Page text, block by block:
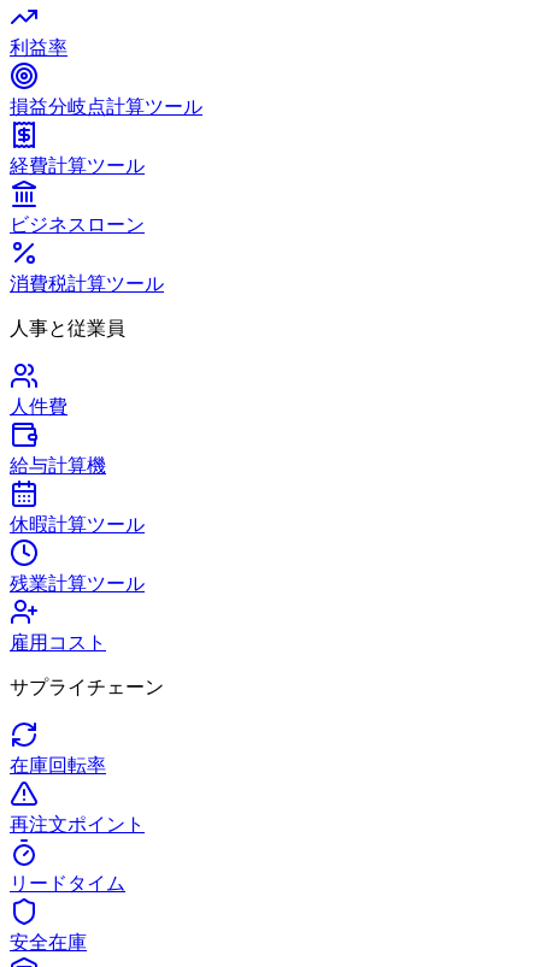
利益率
損益分岐点計算ツール
経費計算ツール
ビジネスローン
消費税計算ツール
人事と従業員
人件費
給与計算機
休暇計算ツール
残業計算ツール
雇用コスト
サプライチェーン
在庫回転率
再注文ポイント
リードタイム
安全在庫